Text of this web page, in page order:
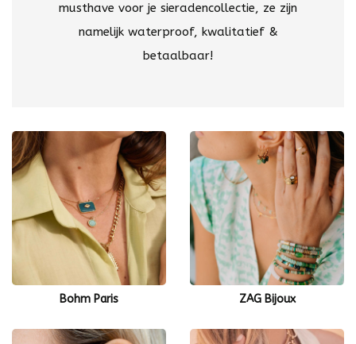
musthave voor je sieradencollectie, ze zijn
namelijk waterproof, kwalitatief &
betaalbaar!
Bohm Paris ZAG Bijoux